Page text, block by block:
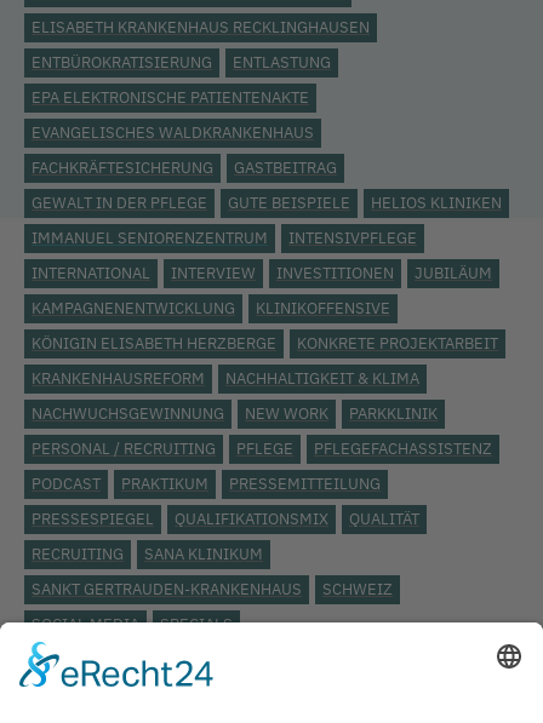
ELISABETH KRANKENHAUS RECKLINGHAUSEN
ENTBÜROKRATISIERUNG
ENTLASTUNG
EPA ELEKTRONISCHE PATIENTENAKTE
EVANGELISCHES WALDKRANKENHAUS
FACHKRÄFTESICHERUNG
GASTBEITRAG
GEWALT IN DER PFLEGE
GUTE BEISPIELE
HELIOS KLINIKEN
IMMANUEL SENIORENZENTRUM
INTENSIVPFLEGE
INTERNATIONAL
INTERVIEW INVESTITIONEN
JUBILÄUM
KAMPAGNENENTWICKLUNG
KLINIKOFFENSIVE
KÖNIGIN ELISABETH HERZBERGE
KONKRETE PROJEKTARBEIT
KRANKENHAUSREFORM
NACHHALTIGKEIT & KLIMA
NACHWUCHSGEWINNUNG
NEW WORK
PARKKLINIK
PERSONAL / RECRUITING
PFLEGE
PFLEGEFACHASSISTENZ
PODCAST
PRAKTIKUM
PRESSEMITTEILUNG
PRESSESPIEGEL
QUALIFIKATIONSMIX
QUALITÄT
RECRUITING
SANA KLINIKUM
SANKT GERTRAUDEN-KRANKENHAUS
SCHWEIZ
SOCIAL MEDIA
SPECIALS
STÄDTISCHES KLINIKUM LÜNEBURG